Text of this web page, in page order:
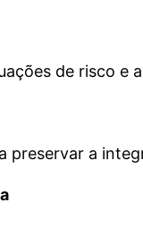
de risco e
preservar a